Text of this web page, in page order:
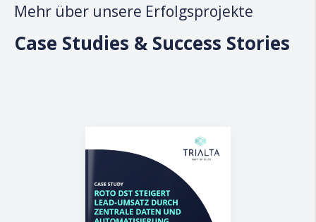
Mehr über unsere Erfolgsprojekte
Case Studies & Success Stories